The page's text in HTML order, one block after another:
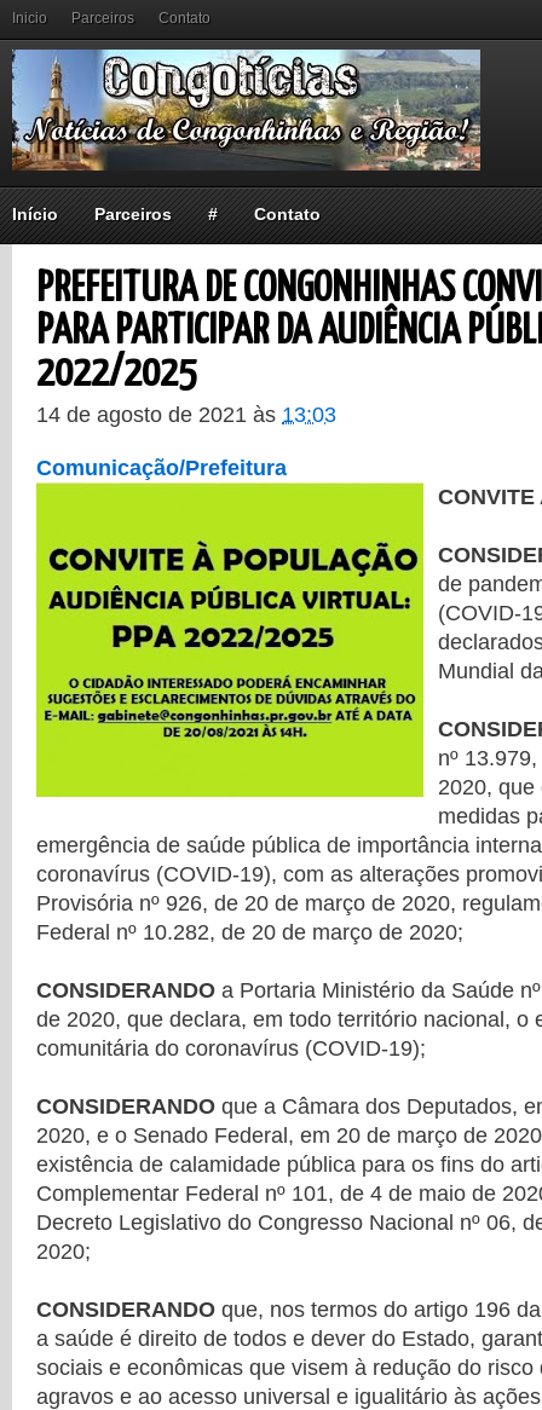
Inicio Parceiros Contato
Início Parceiros # Contato
PREFEITURA DE CONGONHINHAS
PARA PARTICIPAR DA AUDIÊNCIA
2022/2025
14 de agosto de 2021 às 13:03
Comunicação/Prefeitura
CONVITE
de
(COVID-
Mundial
nº
2020, que
medidas
emergência de saúde pública de importância
coronavírus (COVID-19), com as alterações
Provisória nº 926, de 20 de março de 2020,
Federal nº 10.282, de 20 de março de 2020;
CONSIDERANDO a Portaria Ministério da Saúde
de 2020, que declara, em todo território nacional, o
comunitária do coronavírus (COVID-19);
CONSIDERANDO que a Câmara dos Deputados,
2020, e o Senado Federal, em 20 de março de
existência de calamidade pública para os fins do
Complementar Federal nº 101, de 4 de maio de
Decreto Legislativo do Congresso Nacional nº 06,
2020;
CONSIDERANDO que, nos termos do artigo 196
a saúde é direito de todos e dever do Estado,
sociais e econômicas que visem à redução do
agravos e ao acesso universal e igualitário às